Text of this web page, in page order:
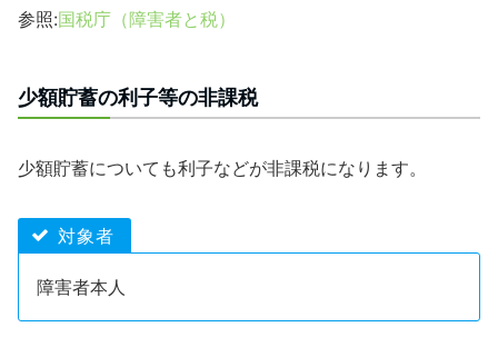
参照:国税庁（障害者と税）
少額貯蓄の利子等の非課税
少額貯蓄についても利子などが非課税になります。
対象者
障害者本人